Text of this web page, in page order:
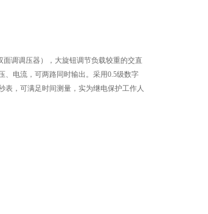
面调调压器），大旋钮调节负载较重的交直
、电流，可两路同时输出。采用0.5级数字
表，可满足时间测量，实为继电保护工作人